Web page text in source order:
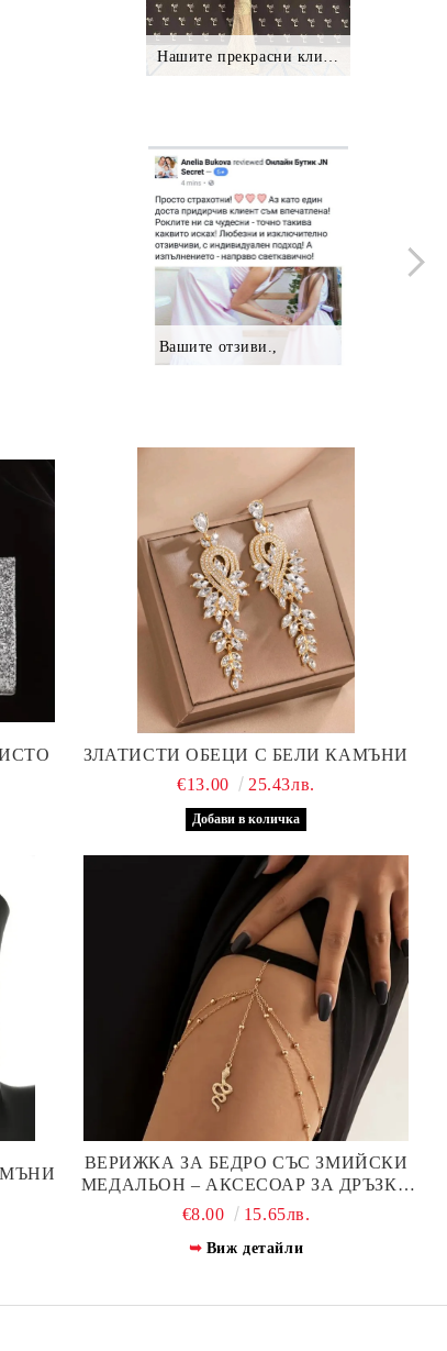
Нашите прекрасни клиентки
Вашите отзиви.,
ЗЛАТИСТИ ОБЕЦИ С БЕЛИ КАМЪНИ
€13.00
25.43лв.
ВЕРИЖКА ЗА БЕДРО СЪС ЗМИЙСКИ
МЕДАЛЬОН – АКСЕСОАР ЗА ДРЪЗКА
ВИЗИЯ
€8.00 15.65лв.
Виж детайли